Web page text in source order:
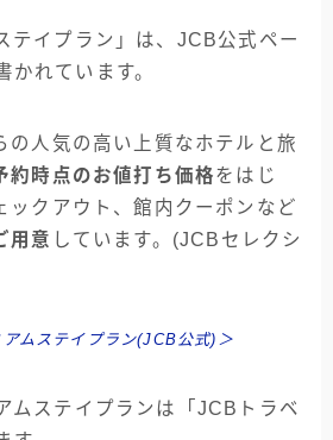
テイプラン」は、JCB公式ペー
かれています。
の人気の高い上質なホテルと旅
約時点のお値打ち価格をはじ
ックアウト、館内クーポンなど
用意 しています。(JCBセレクシ
ムステイプラン(JCB公式)＞
ムステイプランは「JCBトラベ